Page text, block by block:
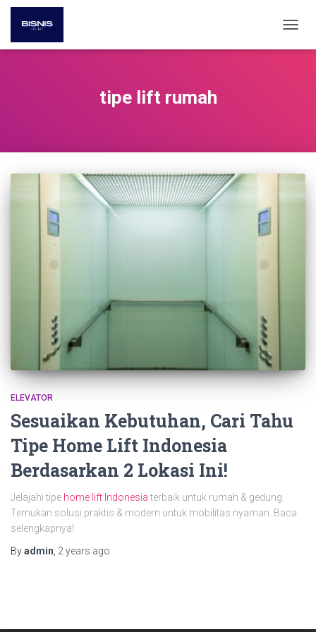
tipe lift rumah
ELEVATOR
Sesuaikan Kebutuhan, Cari Tahu
Tipe Home Lift Indonesia
Berdasarkan 2 Lokasi Ini!
Jelajahi tipe home lift Indonesia terbaik untuk rumah & gedung.
Temukan solusi praktis & modern untuk mobilitas nyaman. Baca
selengkapnya!
Byadmin 2 years ago